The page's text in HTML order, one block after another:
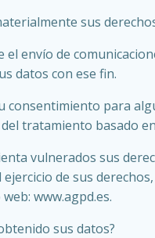
sus
el envío de
datos con ese fin.
consentimiento para
tratamiento basado
vulnerados sus
ejercicio de sus
www.agpd.es.
sus datos?